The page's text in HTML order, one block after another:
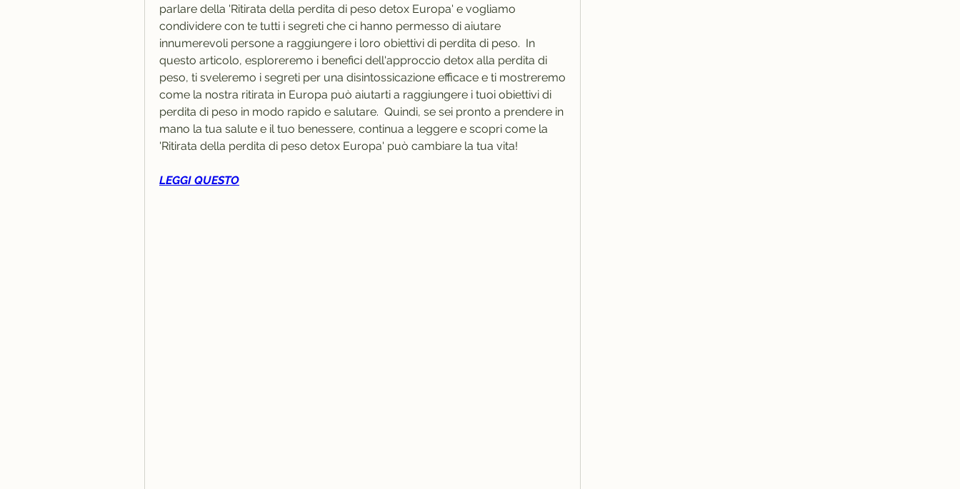
parlare della 'Ritirata della perdita di peso detox Europa' e vogliamo
condividere con te tutti i segreti che ci hanno permesso di aiutare
innumerevoli persone a raggiungere i loro obiettivi di perdita di peso.  In
questo articolo, esploreremo i benefici dell'approccio detox alla perdita di
peso, ti sveleremo i segreti per una disintossicazione efficace e ti mostreremo
come la nostra ritirata in Europa può aiutarti a raggiungere i tuoi obiettivi di
perdita di peso in modo rapido e salutare.  Quindi, se sei pronto a prendere in
mano la tua salute e il tuo benessere, continua a leggere e scopri come la
'Ritirata della perdita di peso detox Europa' può cambiare la tua vita!
LEGGI QUESTO